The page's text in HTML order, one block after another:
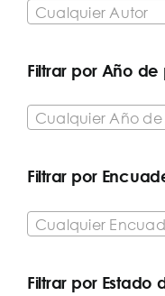
Cualquier Autor
Filtrar por Año
Cualquier Año
Filtrar por
Cualquier
Filtrar por